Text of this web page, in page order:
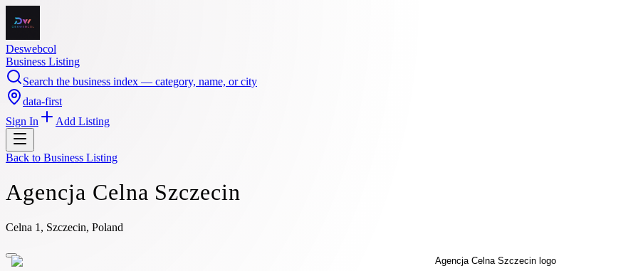
Deswebcol
Business Listing
Search the business index — category, name, or city
data-first
Sign In
Add Listing
Back to Business Listing
Agencja Celna Szczecin
Celna 1, Szczecin, Poland